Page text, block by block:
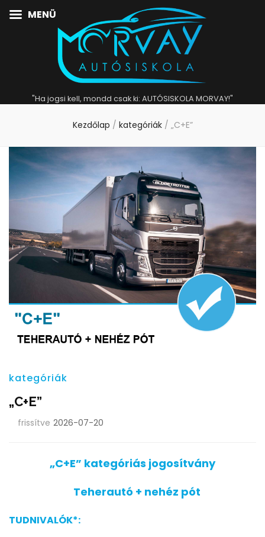
"Ha jogsi kell, mondd csak ki: AUTÓSISKOLA MORVAY!"
Kezdőlap / kategóriák / „C+E”
kategóriák
„C+E”
frissítve 2026-07-20
„C+E” kategóriás jogosítvány
Teherautó + nehéz pót
TUDNIVALÓK*:
MENÜ